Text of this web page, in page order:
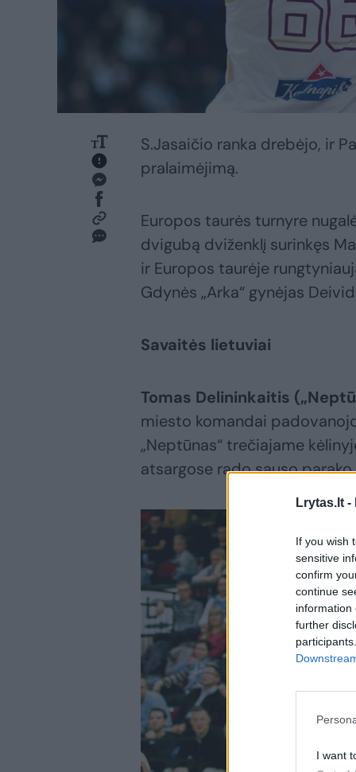
Lrytas.lt -
If you wish
sensitive
confirm
continue
information
further
I want
S.Jasaičio ranka drebėjo, ir
pralaimėjimą.
Europos taurės turnyre
dvigubą dviženklį surinkęs
ir Europos taurėje
Gdynės „Arka“ gynėjas
Savaitės lietuviai
Tomas Delininkaitis
miesto komandai
„Neptūnas“ trečiajame
atsargose rado sauso